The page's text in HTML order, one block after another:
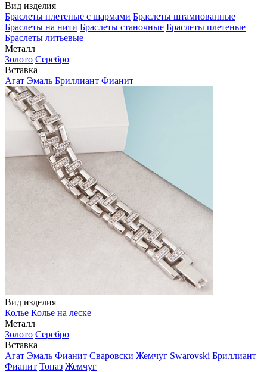
Вид изделия
Браслеты плетеные с шармами Браслеты штампованные
Браслеты на нити Браслеты станочные Браслеты плетеные
Браслеты литьевые
Металл
Золото Серебро
Вставка
Агат Эмаль Бриллиант Фианит
Вид изделия
Колье Колье на леске
Металл
Золото Серебро
Вставка
Агат Эмаль Фианит Сваровски Жемчуг Swarovski Бриллиант
Фианит Топаз Жемчуг